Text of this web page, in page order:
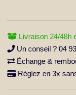
Livraison 24/48h
Un conseil ? 04
Échange &
Réglez en 3x